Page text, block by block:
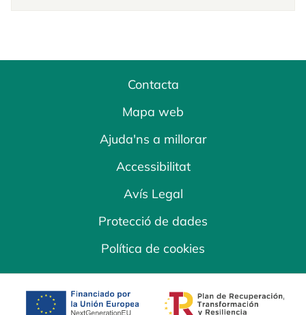
Contacta
Mapa web
Ajuda'ns a millorar
Accessibilitat
Avís Legal
Protecció de dades
Política de cookies
opens in a new tab opens in a new